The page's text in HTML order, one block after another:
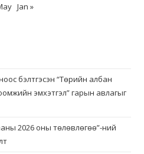
Jan »
бэлтгэсэн “Төрийн албан
эмхэтгэл” гарын авлагыг
2026 оны төлөвлөгөө”-ний